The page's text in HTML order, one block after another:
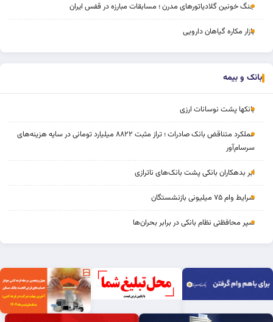
جنگ خونین گلادیاتورهای مدرن ؛ مسابقات مبارزه در قفس ایران
بازار مکاره گیاهان دارویی
بانک و بیمه
بانکها پشت نوسانات ارزی
عملکرد متناقض بانک صادرات ؛ تراز مثبت ۸۸۲۲ میلیارد تومانی در سایه هزینه‌های
سرسام‌آور
ابر بدهکاران بانکی پشت بانک‌های ناترازی
شرایط وام ۷۵ میلیونی بازنشستگان
سپر محافظتی نظام بانکی در برابر بحران‌ها